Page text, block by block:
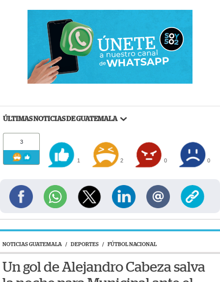
ÚLTIMAS NOTICIAS DE GUATEMALA
3
1 2 0 0
NOTICIAS GUATEMALA / DEPORTES / FÚTBOL NACIONAL
Un gol de Alejandro Cabeza salva